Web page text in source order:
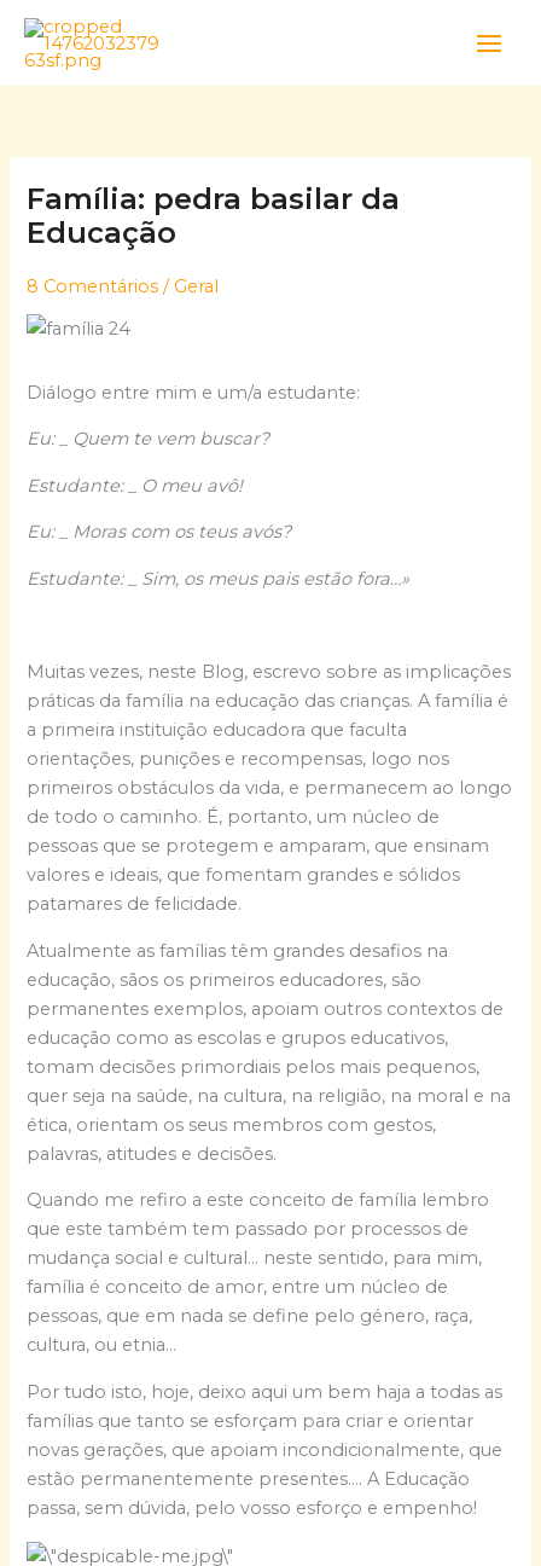
Skip
content
Família: pedra basilar da
Educação
8 Comentários / Geral
Diálogo entre mim e um/a estudante:
Eu: _ Quem te vem buscar?
Estudante: _ O meu avô!
Eu: _ Moras com os teus avós?
Estudante: _ Sim, os meus pais estão fora…»
Muitas vezes, neste Blog, escrevo sobre as implicações
práticas da família na educação das crianças. A família é
a primeira instituição educadora que faculta
orientações, punições e recompensas, logo nos
primeiros obstáculos da vida, e permanecem ao longo
de todo o caminho. É, portanto, um núcleo de
pessoas que se protegem e amparam, que ensinam
valores e ideais, que fomentam grandes e sólidos
patamares de felicidade.
Atualmente as famílias têm grandes desafios na
educação, sãos os primeiros educadores, são
permanentes exemplos, apoiam outros contextos de
educação como as escolas e grupos educativos,
tomam decisões primordiais pelos mais pequenos,
quer seja na saúde, na cultura, na religião, na moral e na
ética, orientam os seus membros com gestos,
palavras, atitudes e decisões.
Quando me refiro a este conceito de família lembro
que este também tem passado por processos de
mudança social e cultural… neste sentido, para mim,
família é conceito de amor, entre um núcleo de
pessoas, que em nada se define pelo género, raça,
cultura, ou etnia…
Por tudo isto, hoje, deixo aqui um bem haja a todas as
famílias que tanto se esforçam para criar e orientar
novas gerações, que apoiam incondicionalmente, que
estão permanentemente presentes…. A Educação
passa, sem dúvida, pelo vosso esforço e empenho!